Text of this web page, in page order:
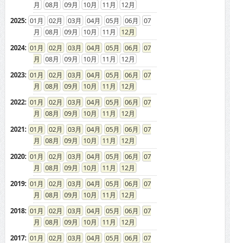
08
09 10 11
12
2025: 01 02 03 04 05 06
07
08
09 10 11
12
2024: 01 02 03 04 05 06
07
08
09 10 11
12
2023: 01 02 03 04 05 06
07
08
09 10 11
12
2022: 01 02 03 04 05 06
07
08
09 10 11
12
2021: 01 02 03 04 05 06
07
08
09 10 11
12
2020: 01 02 03 04 05 06
07
08
09 10 11
12
2019: 01 02 03 04 05 06
07
08
09 10 11
12
2018: 01 02 03 04 05 06
07
08
09 10 11
12
2017: 01 02 03 04 05 06
07